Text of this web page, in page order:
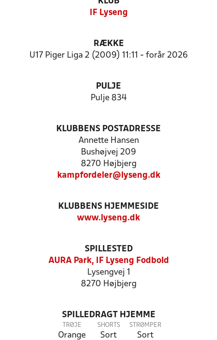
IF Lyseng
RÆKKE
U17 Piger Liga 2 (2009) 11:11 - forår 2026
PULJE
Pulje 834
KLUBBENS POSTADRESSE
Annette Hansen
Bushøjvej 209
8270 Højbjerg
kampfordeler@lyseng.dk
KLUBBENS HJEMMESIDE
www.lyseng.dk
SPILLESTED
AURA Park, IF Lyseng Fodbold
Lysengvej 1
8270 Højbjerg
SPILLEDRAGT HJEMME
TRØJE
Orange
SHORTS
Sort
STRØMPER
Sort